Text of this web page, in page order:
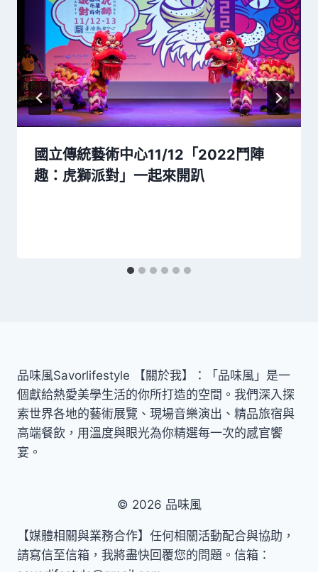
國立傳統藝術中心11/12「2022鬥陣
趣：虎獅派對」一起來開趴
品味風Savorlifestyle 【關於我】：「品味風」是一
個獻給熱愛美學生活的你所打造的空間。我們深入探
索世界各地的藝術展覽、現場音樂演出、精品旅宿與
高端餐飲，用溫度與眼光為你精選每一次的感官饗
宴。
© 2026 品味風
【媒體相關與業務合作】任何相關活動配合與協助，
請寫信至信箱，我將盡快回覆您的問題。信箱：